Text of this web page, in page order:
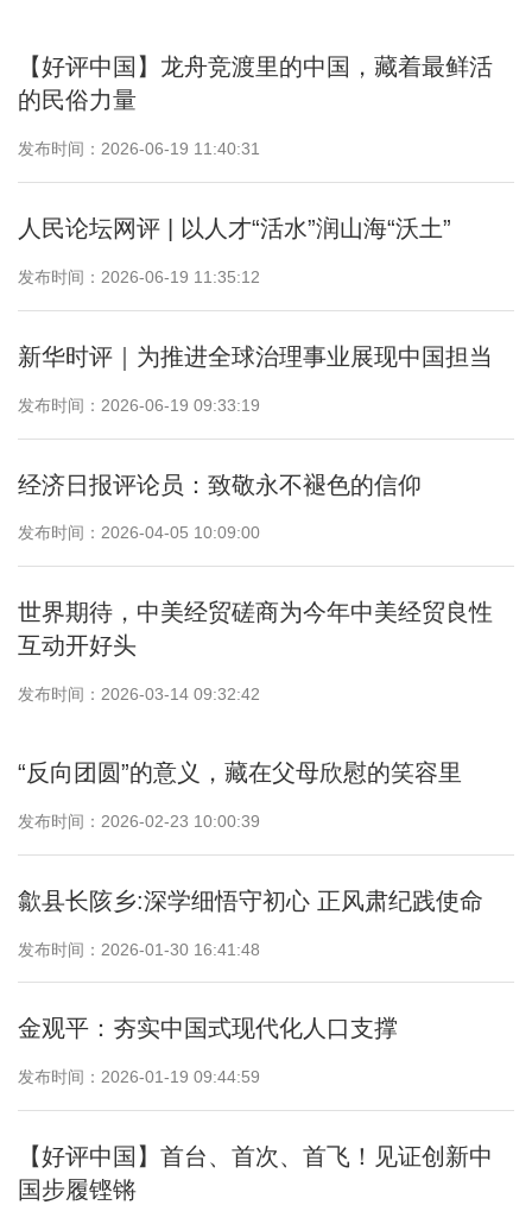
【好评中国】龙舟竞渡里的中国，藏着最鲜活
的民俗力量
发布时间：2026-06-19 11:40:31
人民论坛网评 | 以人才“活水”润山海“沃土”
发布时间：2026-06-19 11:35:12
新华时评｜为推进全球治理事业展现中国担当
发布时间：2026-06-19 09:33:19
经济日报评论员：致敬永不褪色的信仰
发布时间：2026-04-05 10:09:00
世界期待，中美经贸磋商为今年中美经贸良性
互动开好头
发布时间：2026-03-14 09:32:42
“反向团圆”的意义，藏在父母欣慰的笑容里
发布时间：2026-02-23 10:00:39
歙县长陔乡:深学细悟守初心 正风肃纪践使命
发布时间：2026-01-30 16:41:48
金观平：夯实中国式现代化人口支撑
发布时间：2026-01-19 09:44:59
【好评中国】首台、首次、首飞！见证创新中
国步履铿锵